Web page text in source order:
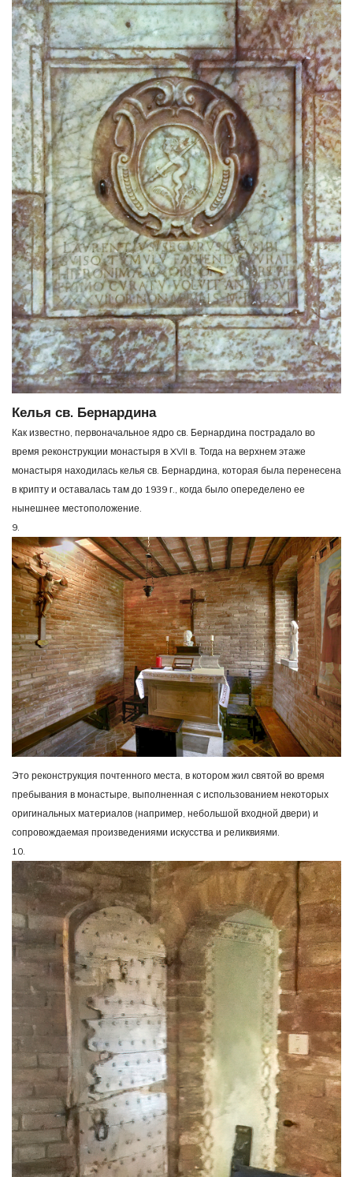
Келья св. Бернардина
Как известно, первоначальное ядро св. Бернардина пострадало во
время реконструкции монастыря в XVII в. Тогда на верхнем этаже
монастыря находилась келья св. Бернардина, которая была перенесена
в крипту и оставалась там до 1939 г., когда было опеределено ее
нынешнее местоположение.
9.
Это реконструкция почтенного места, в котором жил святой во время
пребывания в монастыре, выполненная с использованием некоторых
оригинальных материалов (например, небольшой входной двери) и
сопровождаемая произведениями искусства и реликвиями.
10.